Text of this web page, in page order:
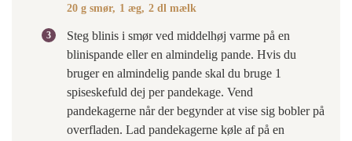
20 g smør, 1 æg, 2 dl mælk
Steg blinis i smør ved middelhøj varme på en
blinispande eller en almindelig pande. Hvis du
bruger en almindelig pande skal du bruge 1
spiseskefuld dej per pandekage. Vend
pandekagerne når der begynder at vise sig bobler på
overfladen. Lad pandekagerne køle af på en